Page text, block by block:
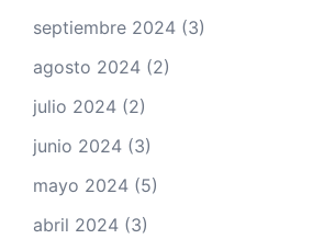
septiembre 2024 (3)
agosto 2024 (2)
julio 2024 (2)
junio 2024 (3)
mayo 2024 (5)
abril 2024 (3)